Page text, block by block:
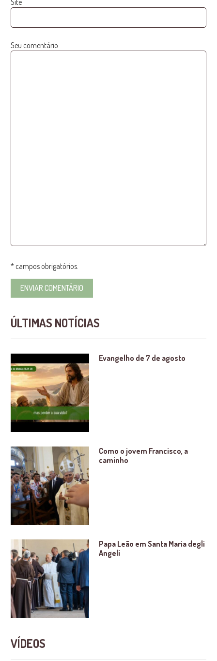
Seu comentário
* campos obrigatórios.
ÚLTIMAS NOTÍCIAS
Evangelho de 7 de agosto
Como o jovem Francisco, a
caminho
Papa Leão em Santa Maria degli
Angeli
VÍDEOS